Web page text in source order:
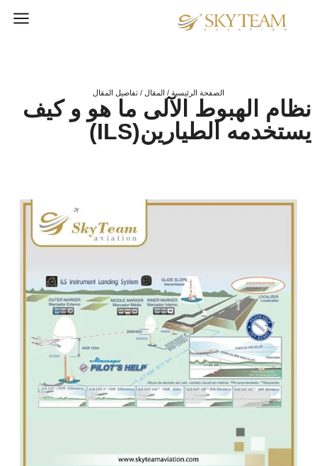
الصفحة الرئيسية / المقال / تفاصيل المقال
نظام الهبوط الآلى ما هو و كيف
يستخدمه الطيارين(ILS)